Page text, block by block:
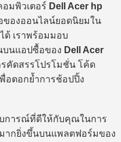
มพิวเตอร์ Dell Acer hp
ของออนไลน์ยอดนิยมใน
ด้ เราพร้อมมอบ
บนแอปซื้อของ Dell Acer
คัดสรรโปรโมชั่น โค้ด
อตอกย้ำการช้อปปิ้ง
การณ์ที่ดีให้กับคุณในการ
ากยิ่งขึ้นบนแพลตฟอร์มของ